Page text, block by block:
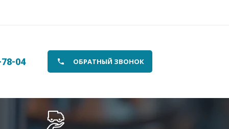
04 ОБРАТНЫЙ ЗВОНОК